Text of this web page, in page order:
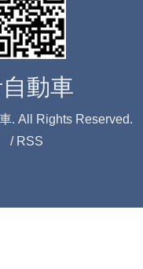
動車
. All Rights Reserved.
/ RSS